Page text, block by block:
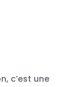
c’est une